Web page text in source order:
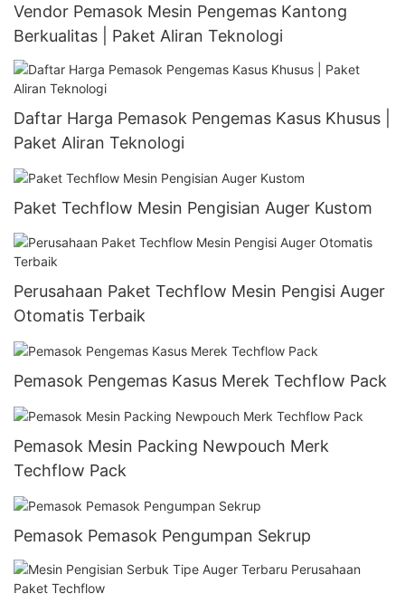
Vendor Pemasok Mesin Pengemas Kantong
Berkualitas | Paket Aliran Teknologi
Daftar Harga Pemasok Pengemas Kasus Khusus |
Paket Aliran Teknologi
Paket Techflow Mesin Pengisian Auger Kustom
Perusahaan Paket Techflow Mesin Pengisi Auger
Otomatis Terbaik
Pemasok Pengemas Kasus Merek Techflow Pack
Pemasok Mesin Packing Newpouch Merk
Techflow Pack
Pemasok Pemasok Pengumpan Sekrup